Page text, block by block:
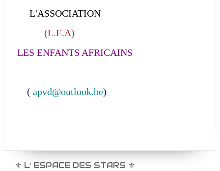
L'ASSOCIATION
(L.E.A)
LES ENFANTS AFRICAINS
( apvd@outlook.be)
⚜️ L' ESPACE DES STARS ⚜️